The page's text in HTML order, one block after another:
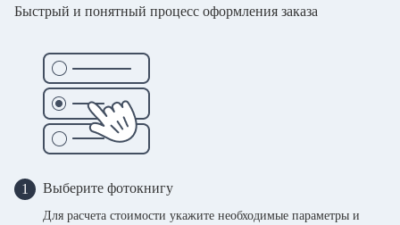
Быстрый и понятный процесс оформления заказа
1 Выберите фотокнигу
Для расчета стоимости укажите необходимые параметры и